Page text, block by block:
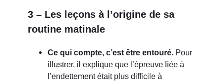
3 – Les leçons à l’origine de sa
routine matinale
Ce qui compte, c’est être entouré. Pour
illustrer, il explique que l’épreuve liée à
l’endettement était plus difficile à